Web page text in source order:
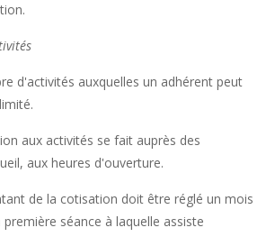
d'activités auxquelles un adhérent peut
aux activités se fait auprès des
aux heures d'ouverture.
de la cotisation doit être réglé un mois
séance à laquelle assiste